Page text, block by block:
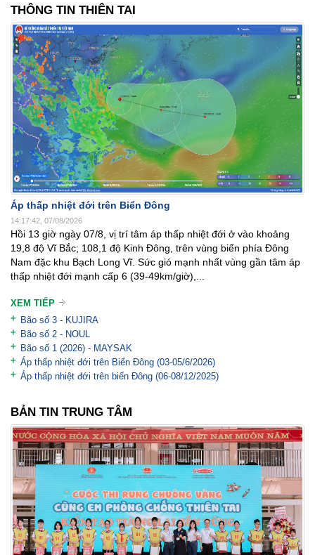
THÔNG TIN THIÊN TAI
Áp thấp nhiệt đới trên Biển Đông
14:17:42, 07/08/2026
Hồi 13 giờ ngày 07/8, vị trí tâm áp thấp nhiệt đới ở vào khoảng
19,8 độ Vĩ Bắc; 108,1 độ Kinh Đông, trên vùng biển phía Đông
Nam đặc khu Bạch Long Vĩ. Sức gió mạnh nhất vùng gần tâm áp
thấp nhiệt đới mạnh cấp 6 (39-49km/giờ),...
XEM TIẾP
Bão số 3 - KUJIRA
Bão số 2 - NOUL
Bão số 1 (2026) - MAYSAK
Áp thấp nhiệt đới trên Biển Đông (03-05/6/2026)
Áp thấp nhiệt đới trên biển Đông (06-08/12/2025)
BẢN TIN TRUNG TÂM